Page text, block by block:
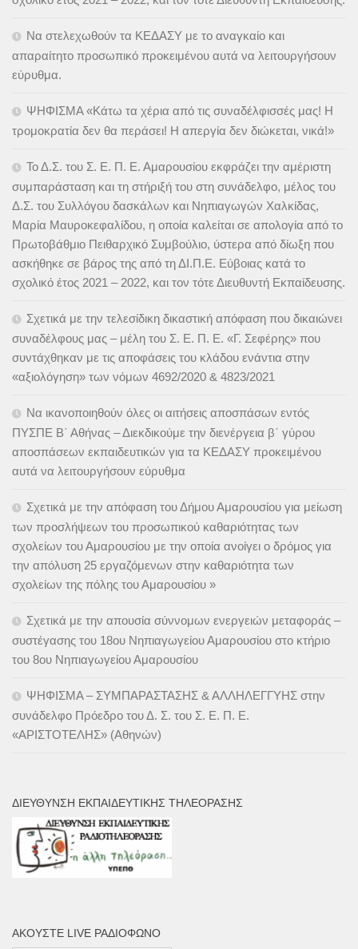
Να στελεχωθούν τα ΚΕΔΑΣΥ με το αναγκαίο και
απαραίτητο προσωπικό προκειμένου αυτά να λειτουργήσουν
εύρυθμα.
ΨΗΦΙΣΜΑ «Κάτω τα χέρια από τις συναδέλφισσές μας! Η
τρομοκρατία δεν θα περάσει! Η απεργία δεν διώκεται, νικά!»
Το Δ.Σ. του Σ. Ε. Π. Ε. Αμαρουσίου εκφράζει την αμέριστη
συμπαράσταση και τη στήριξή του στη συνάδελφο, μέλος του
Δ.Σ. του Συλλόγου δασκάλων και Νηπιαγωγών Χαλκίδας,
Μαρία Μαυροκεφαλίδου, η οποία καλείται σε απολογία από το
Πρωτοβάθμιο Πειθαρχικό Συμβούλιο, ύστερα από δίωξη που
ασκήθηκε σε βάρος της από τη ΔΙ.Π.Ε. Εύβοιας κατά το
σχολικό έτος 2021 – 2022, και τον τότε Διευθυντή Εκπαίδευσης.
Σχετικά με την τελεσίδικη δικαστική απόφαση που δικαιώνει
συναδέλφους μας – μέλη του Σ. Ε. Π. Ε. «Γ. Σεφέρης» που
συντάχθηκαν με τις αποφάσεις του κλάδου ενάντια στην
«αξιολόγηση» των νόμων 4692/2020 & 4823/2021
Να ικανοποιηθούν όλες οι αιτήσεις αποσπάσων εντός
ΠΥΣΠΕ Β΄ Αθήνας – Διεκδικούμε την διενέργεια β΄ γύρου
αποσπάσεων εκπαιδευτικών για τα ΚΕΔΑΣΥ προκειμένου
αυτά να λειτουργήσουν εύρυθμα
Σχετικά με την απόφαση του Δήμου Αμαρουσίου για μείωση
των προσλήψεων του προσωπικού καθαριότητας των
σχολείων του Αμαρουσίου με την οποία ανοίγει ο δρόμος για
την απόλυση 25 εργαζόμενων στην καθαριότητα των
σχολείων της πόλης του Αμαρουσίου »
Σχετικά με την απουσία σύννομων ενεργειών μεταφοράς –
συστέγασης του 18ου Νηπιαγωγείου Αμαρουσίου στο κτήριο
του 8ου Νηπιαγωγείου Αμαρουσίου
ΨΗΦΙΣΜΑ – ΣΥΜΠΑΡΑΣΤΑΣΗΣ & ΑΛΛΗΛΕΓΓΥΗΣ στην
συνάδελφο Πρόεδρο του Δ. Σ. του Σ. Ε. Π. Ε.
«ΑΡΙΣΤΟΤΕΛΗΣ» (Αθηνών)
ΔΙΕΎΘΥΝΣΗ ΕΚΠΑΙΔΕΥΤΙΚΉΣ ΤΗΛΕΌΡΑΣΗΣ
ΑΚΟΎΣΤΕ LIVE ΡΑΔΙΌΦΩΝΟ